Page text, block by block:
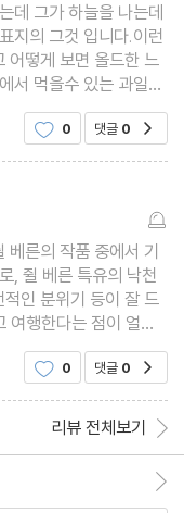
0 댓글 0
른의 작품 중에서 기
, 쥘 베른 특유의 낙천
인 분위기 등이 잘 드
여행한다는 점이 얼마
생생하게 다양한 상상
0 댓글 0
리뷰 전체보기